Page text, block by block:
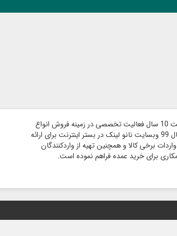
فروشگاه نانو لینک در سال 89 در مکان فیزیکی تاسیس شد و بعد از گذشت 10 سال فعالیت تخصصی در زمینه فروش انواع
کابل ، مبدل ، فن و آداپتور و دارای هزار قلم کالای موجود در انبار خود در سال 99 وبسایت نانو لینک در بستر اینترنت برای ارائه
برخی کالا و همچنین تهیه از واردکنندگان
برای خرید عمده فراهم نموده است.